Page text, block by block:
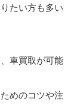
たい方も多い
車買取が可能
めのコツや注